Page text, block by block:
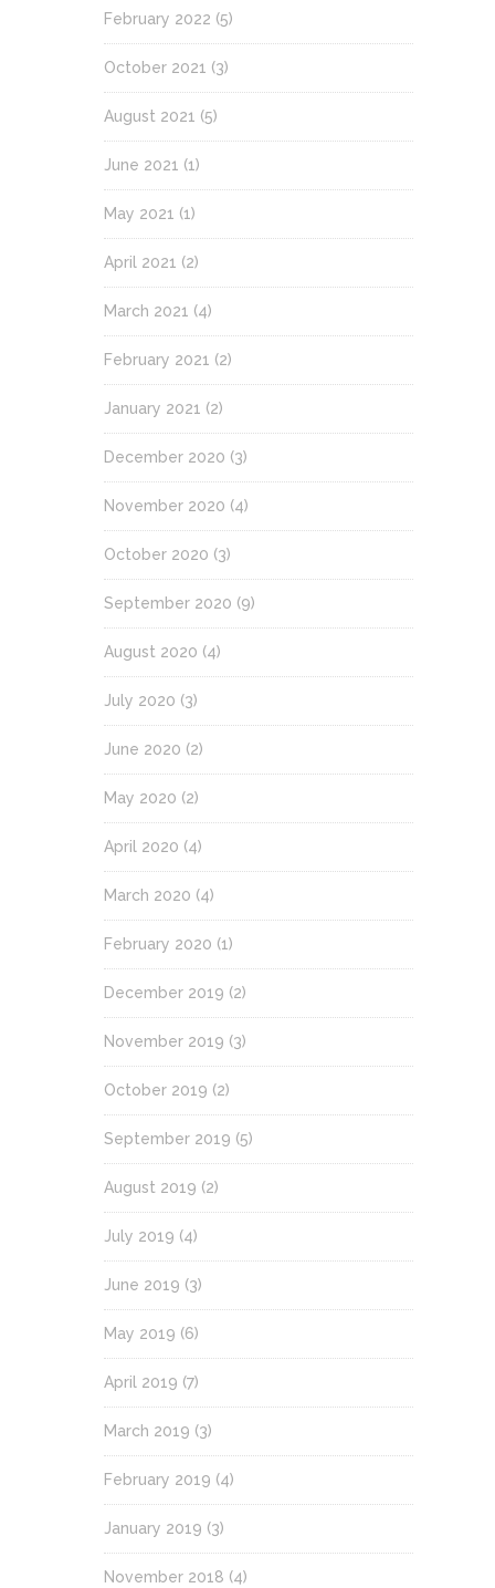
February 2022 (5)
October 2021 (3)
August 2021 (5)
June 2021 (1)
May 2021 (1)
April 2021 (2)
March 2021 (4)
February 2021 (2)
January 2021 (2)
December 2020 (3)
November 2020 (4)
October 2020 (3)
September 2020 (9)
August 2020 (4)
July 2020 (3)
June 2020 (2)
May 2020 (2)
April 2020 (4)
March 2020 (4)
February 2020 (1)
December 2019 (2)
November 2019 (3)
October 2019 (2)
September 2019 (5)
August 2019 (2)
July 2019 (4)
June 2019 (3)
May 2019 (6)
April 2019 (7)
March 2019 (3)
February 2019 (4)
January 2019 (3)
November 2018 (4)